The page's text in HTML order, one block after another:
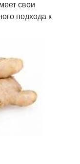
свои
подхода к